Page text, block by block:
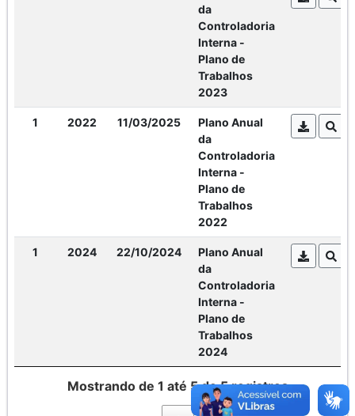
da
Controladoria
Interna -
Plano de
Trabalhos
2023
1 2022 11/03/2025
Plano Anual
da
Controladoria
Interna -
Plano de
Trabalhos
2022
1 2024 22/10/2024
Plano Anual
da
Controladoria
Interna -
Plano de
Trabalhos
2024
Mostrando de 1 até 5 de 5 registros